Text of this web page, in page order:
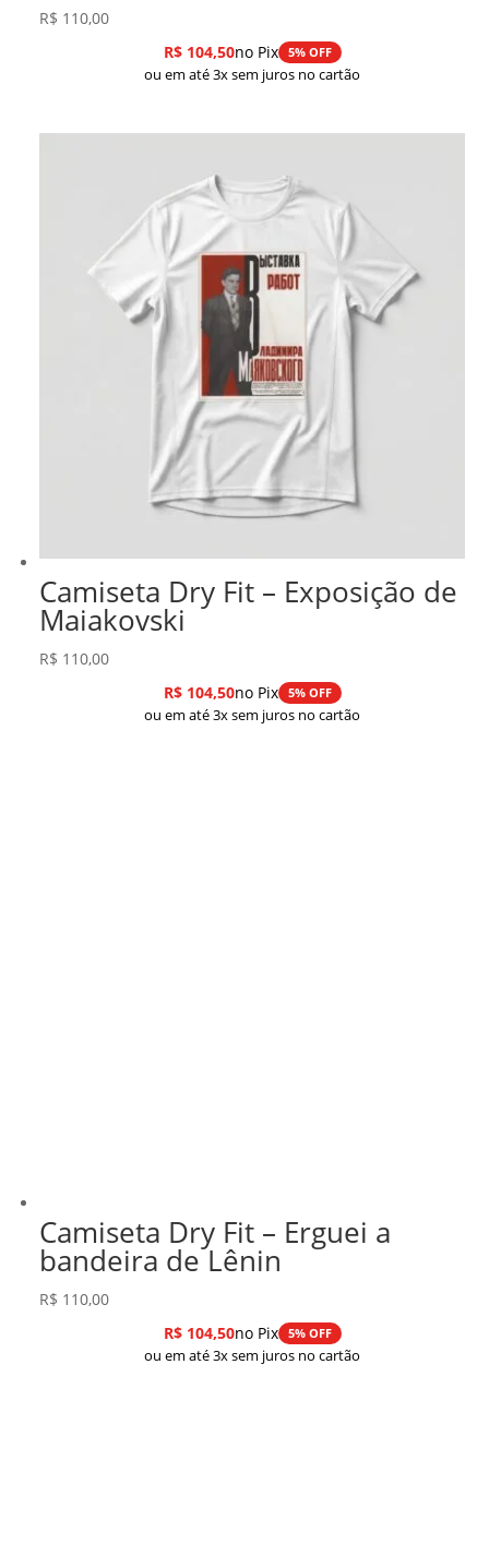
R$ 110,00
R$104,50no Pix 5% OFF
ou em até 3x sem juros no cartão
Camiseta Dry Fit – Exposição de
Maiakovski
R$ 110,00
R$104,50no Pix 5% OFF
ou em até 3x sem juros no cartão
Camiseta Dry Fit – Erguei a
bandeira de Lênin
R$ 110,00
R$104,50no Pix 5% OFF
ou em até 3x sem juros no cartão